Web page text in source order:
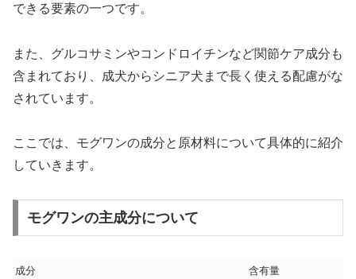
できる要素の一つです。
また、グルコサミンやコンドロイチンなど関節ケア成分も
含まれており、成犬からシニア犬まで長く使える配慮がな
されています。
ここでは、モグワンの成分と原材料について具体的に紹介
していきます。
モグワンの主成分について
成分
含有量